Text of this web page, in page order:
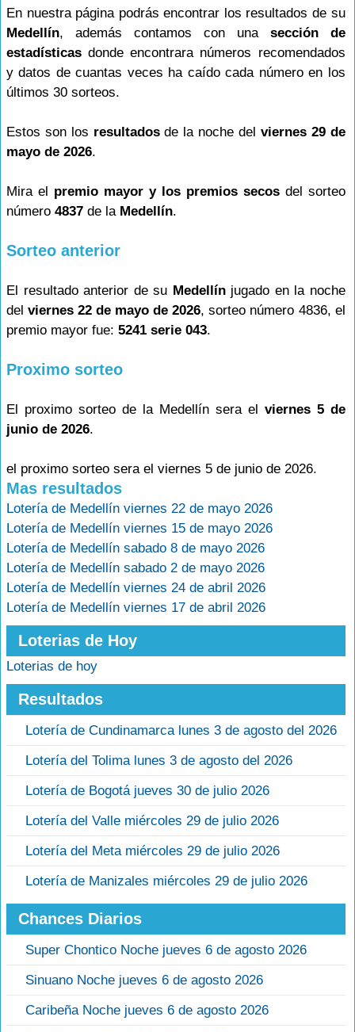
En nuestra página podrás encontrar los resultados de su
Medellín, además contamos con una sección de
estadísticas donde encontrara números recomendados
y datos de cuantas veces ha caído cada número en los
últimos 30 sorteos.
Estos son los resultadosde la noche del viernes 29 de
mayo de 2026.
Mira el premio mayor y los premios secosdel sorteo
número 4837 de la Medellín.
Sorteo anterior
El resultado anterior de su Medellínjugado en la noche
delviernes 22 de mayo de 2026, sorteo número 4836, el
premio mayor fue: 5241 serie 043.
Proximo sorteo
El proximo sorteo de la Medellín sera el viernes 5 de
junio de 2026.
el proximo sorteo sera el viernes 5 de junio de 2026.
Mas resultados
Lotería de Medellín viernes 22 de mayo 2026
Lotería de Medellín viernes 15 de mayo 2026
Lotería de Medellín sabado 8 de mayo 2026
Lotería de Medellín sabado 2 de mayo 2026
Lotería de Medellín viernes 24 de abril 2026
Lotería de Medellín viernes 17 de abril 2026
Loterias de Hoy
Loterias de hoy
Resultados
Lotería de Cundinamarca lunes 3 de agosto del 2026
Lotería del Tolima lunes 3 de agosto del 2026
Lotería de Bogotá jueves 30 de julio 2026
Lotería del Valle miércoles 29 de julio 2026
Lotería del Meta miércoles 29 de julio 2026
Lotería de Manizales miércoles 29 de julio 2026
Chances Diarios
Super Chontico Noche jueves 6 de agosto 2026
Sinuano Noche jueves 6 de agosto 2026
Caribeña Noche jueves 6 de agosto 2026